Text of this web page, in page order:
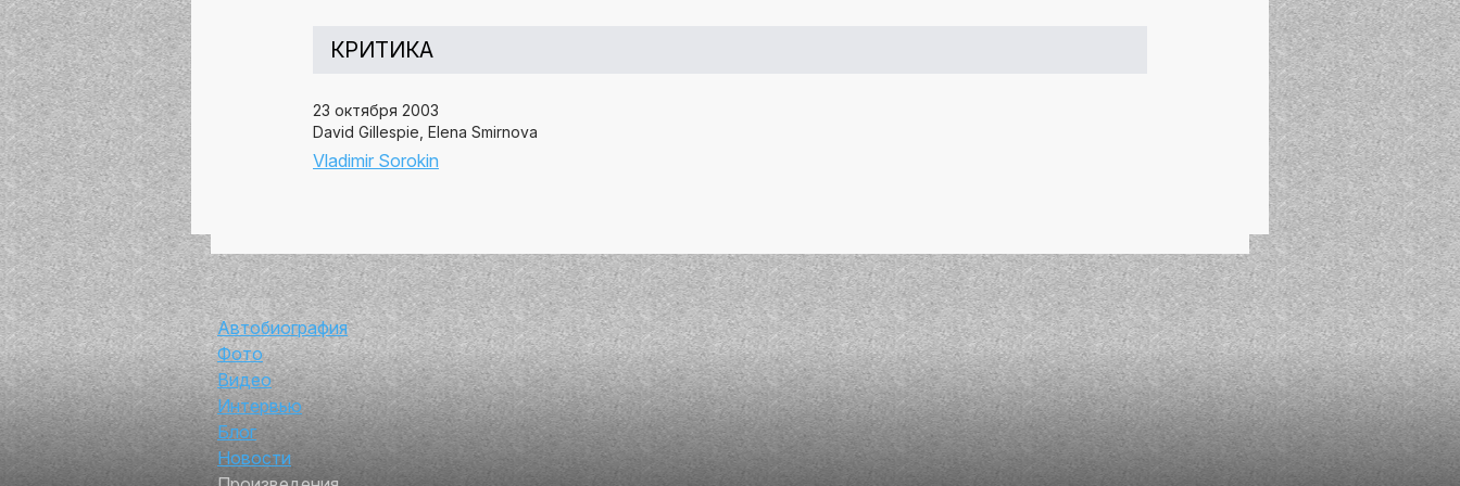
КРИТИКА
23 октября 2003
David Gillespie, Elena Smirnova
Vladimir Sorokin
Автор
Автобиография
Фото
Видео
Интервью
Блог
Новости